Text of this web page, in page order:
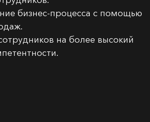
бизнес-процесса с помощью
на более высокий